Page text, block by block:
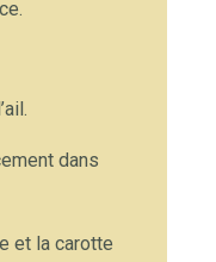
dans
et la carotte